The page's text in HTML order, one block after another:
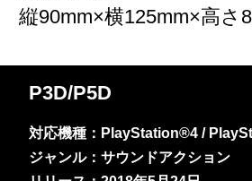
縦90mm×横125mm×高さ
P3D/P5D
対応機種：PlayStation®4 /
ジャンル：サウンドアクション